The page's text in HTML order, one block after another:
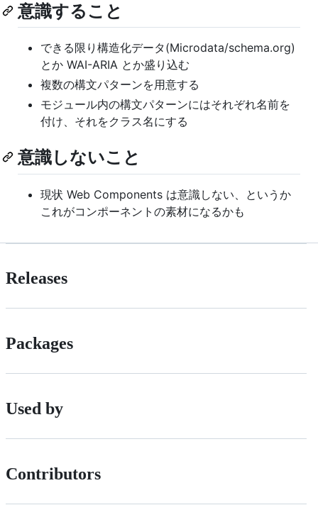
意識すること
できる限り構造化データ(Microdata/schema.org)
とか WAI-ARIA とか盛り込む
複数の構文パターンを用意する
モジュール内の構文パターンにはそれぞれ名前を
付け、それをクラス名にする
意識しないこと
現状 Web Components は意識しない、というか
これがコンポーネントの素材になるかも
Releases
Packages
Used by
Contributors